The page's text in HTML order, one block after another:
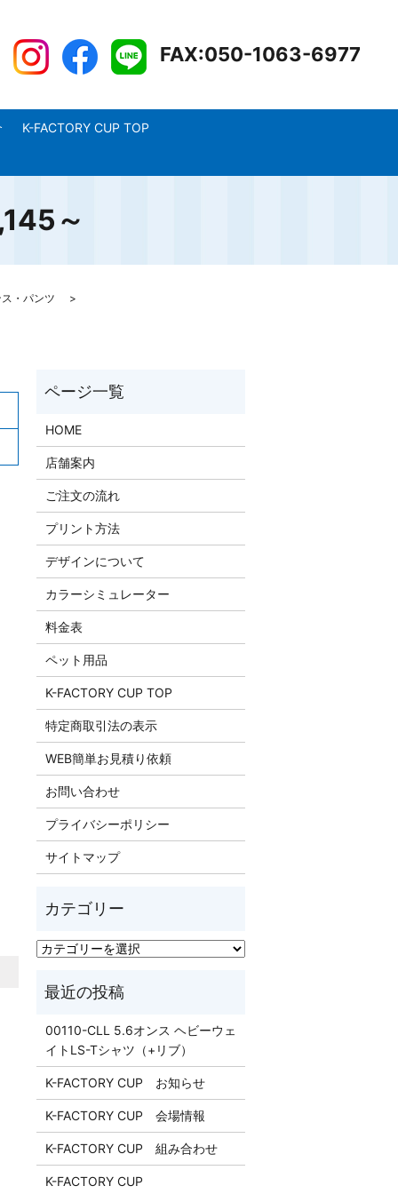
FAX:050-1063-6977
K-FACTORY CUP TOP
～
・パンツ
HOME
店舗案内
ご注文の流れ
プリント方法
デザインについて
カラーシミュレーター
料金表
ペット用品
K-FACTORY CUP TOP
特定商取引法の表示
WEB簡単お見積り依頼
お問い合わせ
プライバシーポリシー
サイトマップ
00110-CLL 5.6オンス ヘビーウェ
イトLS-Tシャツ（+リブ）
K-FACTORY CUP お知らせ
K-FACTORY CUP 会場情報
K-FACTORY CUP 組み合わせ
K-FACTORY CUP